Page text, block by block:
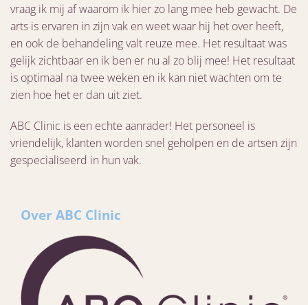
vraag ik mij af waarom ik hier zo lang mee heb gewacht. De
arts is ervaren in zijn vak en weet waar hij het over heeft,
en ook de behandeling valt reuze mee. Het resultaat was
gelijk zichtbaar en ik ben er nu al zo blij mee! Het resultaat
is optimaal na twee weken en ik kan niet wachten om te
zien hoe het er dan uit ziet.
ABC Clinic is een echte aanrader! Het personeel is
vriendelijk, klanten worden snel geholpen en de artsen zijn
gespecialiseerd in hun vak.
Over ABC Clinic